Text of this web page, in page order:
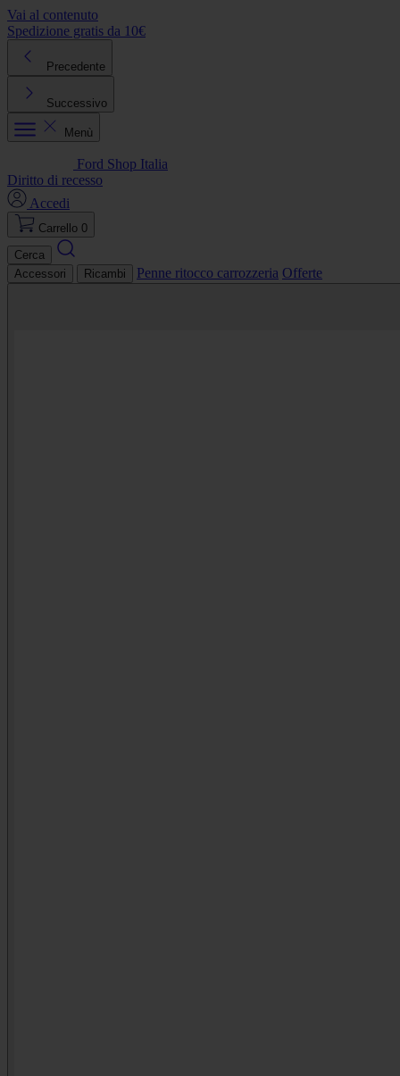
Vai al contenuto
Spedizione gratis da 10€
Precedente
Successivo
Menù
Ford Shop Italia
Diritto di recesso
Accedi
Carrello 0
Cerca
Accessori
Ricambi Penne ritocco carrozzeria Offerte